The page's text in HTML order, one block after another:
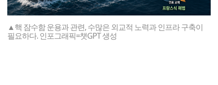
▲핵 잠수함 운용과 관련, 수많은 외교적 노력과 인프라 구축이
필요하다. 인포그래픽=챗GPT 생성